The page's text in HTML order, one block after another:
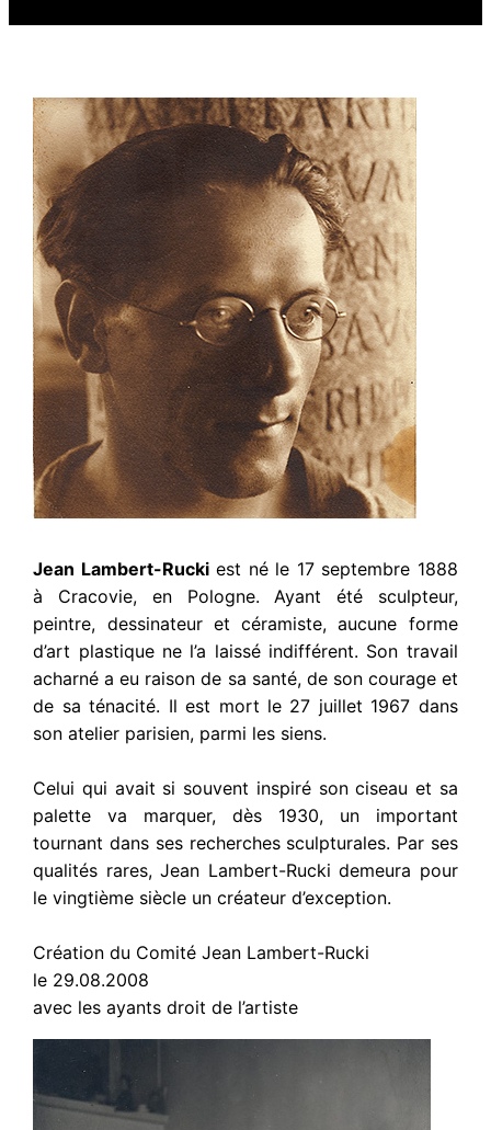
Jean Lambert-Ruckiest né le 17 septembre 1888
à Cracovie, en Pologne. Ayant été sculpteur,
peintre, dessinateur et céramiste, aucune forme
d’art plastique ne l’a laissé indifférent. Son travail
acharné a eu raison de sa santé, de son courage et
de sa ténacité. Il est mort le 27 juillet 1967 dans
son atelier parisien, parmi les siens.
Celui qui avait si souvent inspiré son ciseau et sa
palette va marquer, dès 1930, un important
tournant dans ses recherches sculpturales. Par ses
qualités rares, Jean Lambert-Rucki demeura pour
le vingtième siècle un créateur d’exception.
Création du Comité Jean Lambert-Rucki
le 29.08.2008
avec les ayants droit de l’artiste